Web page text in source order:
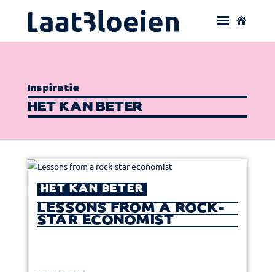
Inspiratie
HET KAN BETER
HET KAN BETER
LESSONS FROM A ROCK-
STAR ECONOMIST